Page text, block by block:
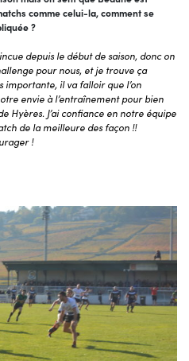
comme celui-la, comment se
?
depuis le début de saison, donc on
pour nous, et je trouve ça
importante, il va falloir que l’on
envie à l’entraînement pour bien
Hyères. J’ai confiance en notre équipe
de la meilleure des façon !!
!